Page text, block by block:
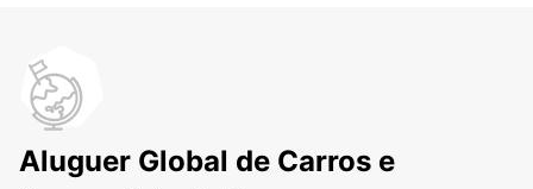
Aluguer Global de Carros e